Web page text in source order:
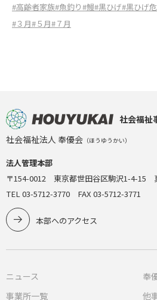
#高齢者家族#魚釣り#鰻#黒ひげ#黒ひげ
#３月#５月#７月
社会福祉
社会福祉法人 奉優会 （ほうゆうかい）
法人管理本部
〒154-0012 東京都世田谷区駒沢1-4-15
TEL 03-5712-3770 FAX 03-5712-3771
本部へのアクセス
ニュース
事業所一覧
奉
他